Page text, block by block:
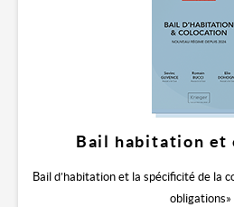
Bail habitation et
Bail d’habitation et la spécificité de la
obligations»